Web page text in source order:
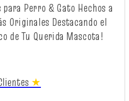
para Perro & Gato Hechos a
Originales Destacando el
de Tu Querida Mascota!
★